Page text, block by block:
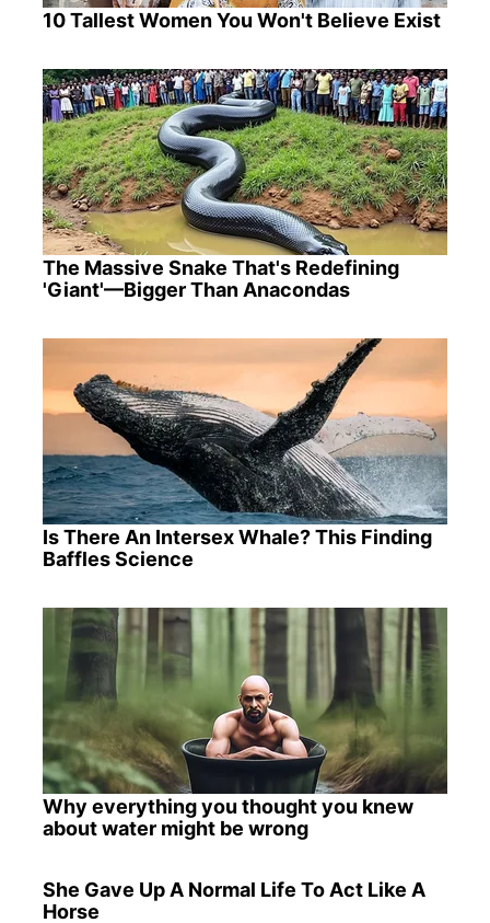
10 Tallest Women You Won't Believe Exist
The Massive Snake That's Redefining
'Giant'—Bigger Than Anacondas
Is There An Intersex Whale? This Finding
Baffles Science
Why everything you thought you knew
about water might be wrong
She Gave Up A Normal Life To Act Like A
Horse